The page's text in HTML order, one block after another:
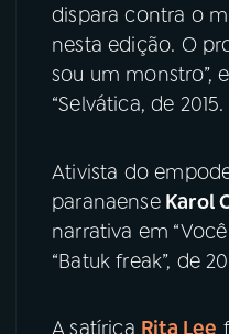
dispara contra o
nesta edição. O
sou um monstro”,
“Selvática, de 2015.
Ativista do
paranaenseKarol
narrativa em
“Batuk freak”, de